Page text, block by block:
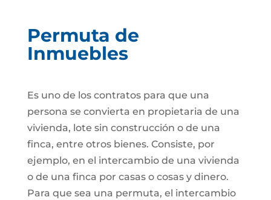
Permuta de
Inmuebles
Es uno de los contratos para que una
persona se convierta en propietaria de una
vivienda, lote sin construcción o de una
finca, entre otros bienes. Consiste, por
ejemplo, en el intercambio de una vivienda
o de una finca por casas o cosas y dinero.
Para que sea una permuta, el intercambio